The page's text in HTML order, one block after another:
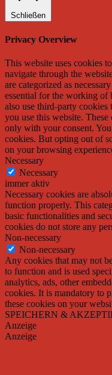
Schließen
Privacy Overview
This website uses cookies
navigate through the
are categorized as
essential for the working of
also use third-party cookies
you use this website.
only with your consent.
cookies. But opting out of
on your browsing
Necessary
Necessary
immer aktiv
Necessary cookies are
function properly. This
basic functionalities and
cookies do not store any
Non-necessary
Non-necessary
Any cookies that may not
to function and is used
analytics, ads, other
cookies. It is mandatory to
these cookies on your
SPEICHERN &
Anzeige
Anzeige